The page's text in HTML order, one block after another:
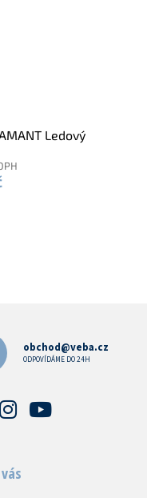
Ledový
obchod@veba.cz
ODPOVÍDÁME DO 24H